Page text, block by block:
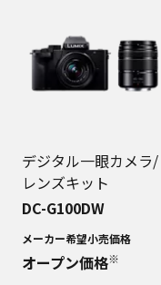
デジタル一眼カメラ/
レンズキット
DC-G100DW
メーカー希望小売価格
オープン価格※